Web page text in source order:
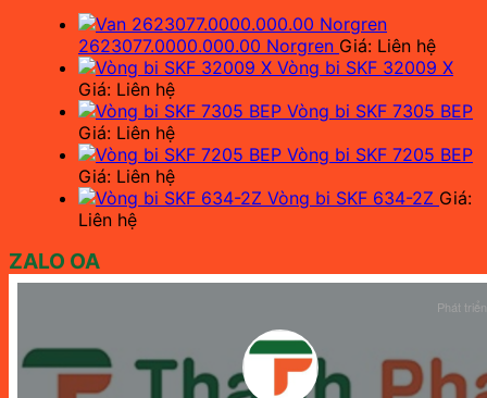
2623077.0000.000.00 Norgren Giá: Liên hệ
Vòng bi SKF 32009 X
Giá: Liên hệ
Vòng bi SKF 7305 BEP
Giá: Liên hệ
Vòng bi SKF 7205 BEP
Giá: Liên hệ
Vòng bi SKF 634-2Z Giá:
Liên hệ
ZALO OA